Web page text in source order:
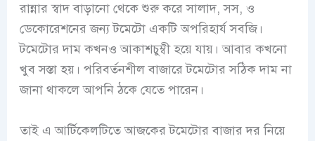
রান্নার স্বাদ বাড়ানো থেকে শুরু করে সালাদ, সস, ও
ডেকোরেশনের জন্য টমেটো একটি অপরিহার্য সবজি।
টমেটোর দাম কখনও আকাশচুম্বী হয়ে যায়। আবার কখনো
খুব সস্তা হয়। পরিবর্তনশীল বাজারে টমেটোর সঠিক দাম না
জানা থাকলে আপনি ঠকে যেতে পারেন।
তাই এ আর্টিকেলটিতে আজকের টমেটোর বাজার দর নিয়ে